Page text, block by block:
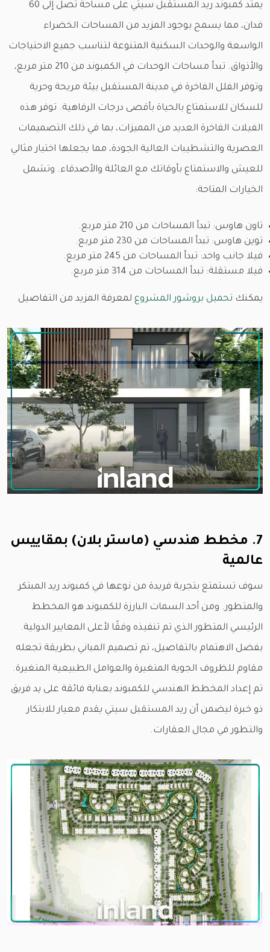
يمتد كمبوند ريد المستقبل سيتي على مساحة تصل إلى 60
فدان، مما يسمح بوجود المزيد من المساحات الخضراء
الواسعة والوحدات السكنية المتنوعة لتناسب جميع الاحتياجات
والأذواق. تبدأ مساحات الوحدات في الكمبوند من 210 متر مربع،
وتوفر الفلل الفاخرة في مدينة المستقبل بيئة مريحة وحرية
للسكان للاستمتاع بالحياة بأقصى درجات الرفاهية. توفر هذه
الفيلات الفاخرة العديد من المميزات، بما في ذلك التصميمات
العصرية والتشطيبات العالية الجودة، مما يجعلها اختيار مثالي
للعيش والاستمتاع بأوقاتك مع العائلة والأصدقاء. وتشمل
الخيارات المتاحة:
تاون هاوس: تبدأ المساحات من 210 متر مربع.
توين هاوس: تبدأ المساحات من 230 متر مربع.
فيلا جانب واحد: تبدأ المساحات من 245 متر مربع.
فيلا مستقلة: تبدأ المساحات من 314 متر مربع.
يمكنك تحميل بروشور المشروع لمعرفة المزيد من التفاصيل
7. مخطط هندسي (ماستر بلان) بمقاييس
عالمية
سوف تستمتع بتجربة فريدة من نوعها في كمبوند ريد المبتكر
والمتطور. ومن أحد السمات البارزة للكمبوند هو المخطط
الرئيسي المتطور الذي تم تنفيذه وفقًا لأعلى المعايير الدولية.
بفضل الاهتمام بالتفاصيل، تم تصميم المباني بطريقة تجعله
مقاوم للظروف الجوية المتغيرة والعوامل الطبيعية المتغيرة.
تم إعداد المخطط الهندسي للكمبوند بعناية فائقة على يد فريق
ذو خبرة ليضمن أن ريد المستقبل سيتي يقدم معيار للابتكار
والتطور في مجال العقارات.